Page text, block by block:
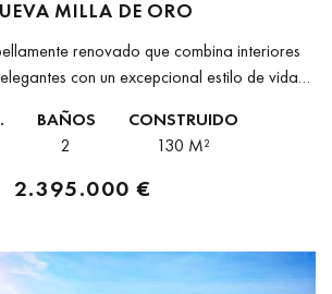
MILLA DE ORO
renovado que combina interiores
con un excepcional estilo de vida
fluida de sofisticación moderna...
BAÑOS
2
CONSTRUIDO
130 M²
2.395.000 €